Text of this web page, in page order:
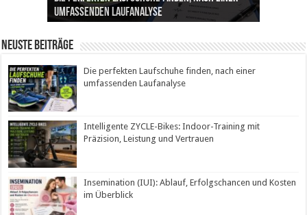
umfassenden Laufanalyse
Präzision, Leistung und Vertrauen
Kosten im Überblick
und Schlaf im Alltag beeinflusst
Sicherheit im Alltag
Neuste Beiträge
Die perfekten Laufschuhe finden, nach einer
umfassenden Laufanalyse
Intelligente ZYCLE-Bikes: Indoor-Training mit
Präzision, Leistung und Vertrauen
Insemination (IUI): Ablauf, Erfolgschancen und Kosten
im Überblick